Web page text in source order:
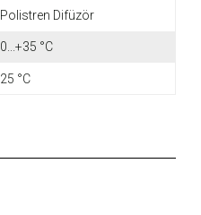
Polistren Difüzör
0...+35 °C
25 °C